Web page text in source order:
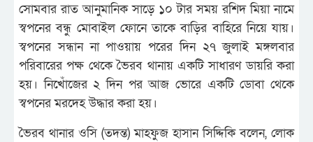
সোমবার রাত আনুমানিক সাড়ে ১০ টার সময় রশিদ মিয়া নামে
স্বপনের বন্ধু মোবাইল ফোনে তাকে বাড়ির বাহিরে নিয়ে যায়।
স্বপনের সন্ধান না পাওয়ায় পরের দিন ২৭ জুলাই মঙ্গলবার
পরিবারের পক্ষ থেকে ভৈরব থানায় একটি সাধারণ ডায়রি করা
হয়। নিখোঁজের ২ দিন পর আজ ভোরে একটি ডোবা থেকে
স্বপনের মরদেহ উদ্ধার করা হয়।
ভৈরব থানার ওসি (তদন্ত) মাহফুজ হাসান সিদ্দিকি বলেন, লোক